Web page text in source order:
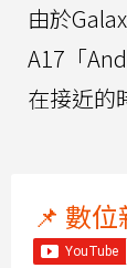
由於
A17「
在接近的
📌 數位